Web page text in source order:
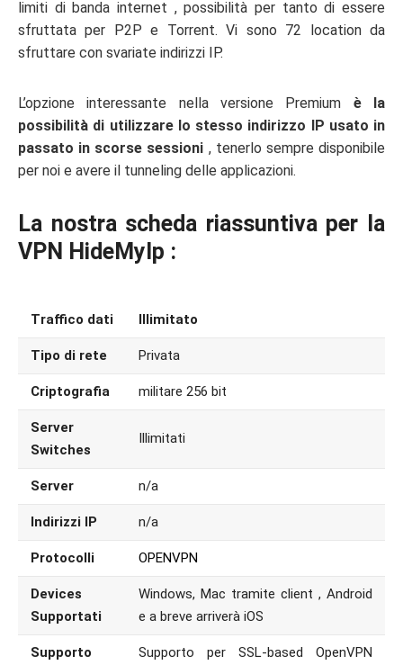
limiti di banda internet , possibilità per tanto di essere
sfruttata per P2P e Torrent. Vi sono 72 location da
sfruttare con svariate indirizzi IP.
L’opzione interessante nella versione Premium è la
possibilità di utilizzare lo stesso indirizzo IP usato in
passato in scorse sessioni , tenerlo sempre disponibile
per noi e avere il tunneling delle applicazioni.
La nostra scheda riassuntiva per la
VPN HideMyIp :
Traffico dati Illimitato
Tipo di rete Privata
Criptografia militare 256 bit
Server
Switches
Illimitati
Server n/a
Indirizzi IP n/a
Protocolli OPENVPN
Devices
Supportati
Windows, Mac tramite client , Android
e a breve arriverà iOS
Supporto
Supporto per SSL-based OpenVPN